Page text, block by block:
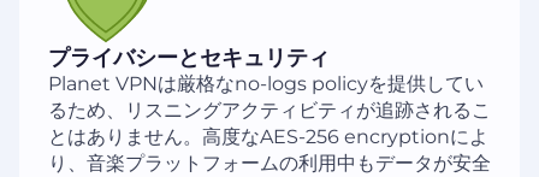
プライバシーとセキュリティ
Planet VPNは厳格なno-logs policyを提供してい
るため、リスニングアクティビティが追跡されるこ
とはありません。高度なAES-256 encryptionによ
り、音楽プラットフォームの利用中もデータが安全